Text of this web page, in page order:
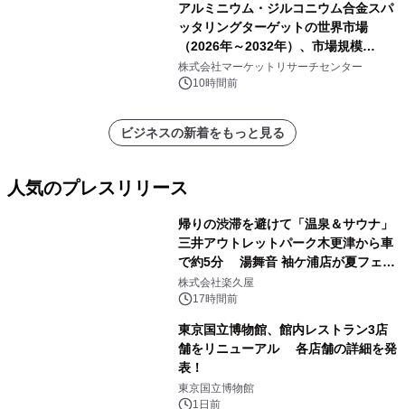
アルミニウム・ジルコニウム合金スパ
ッタリングターゲットの世界市場
（2026年～2032年）、市場規模
（0.995、0.999、その他）・分析レポ
ートを発表
株式会社マーケットリサーチセンター
10時間前
ビジネスの新着をもっと見る
人気のプレスリリース
帰りの渋滞を避けて「温泉＆サウナ」
三井アウトレットパーク木更津から車
で約5分 湯舞音 袖ケ浦店が夏フェア
メニューを提供
株式会社楽久屋
17時間前
東京国立博物館、館内レストラン3店
舗をリニューアル 各店舗の詳細を発
表！
東京国立博物館
1日前